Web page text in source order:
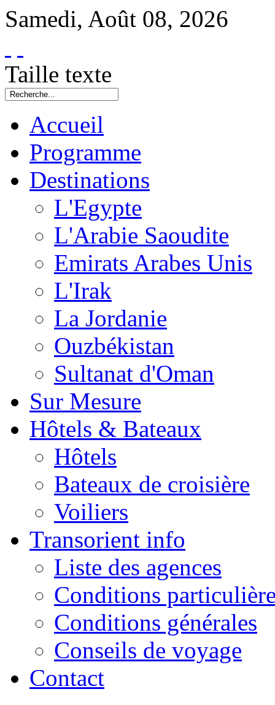
Samedi, Août 08, 2026
Taille texte
Accueil
Programme
Destinations
L'Egypte
L'Arabie Saoudite
Emirats Arabes Unis
L'Irak
La Jordanie
Ouzbékistan
Sultanat d'Oman
Sur Mesure
Hôtels & Bateaux
Hôtels
Bateaux de croisière
Voiliers
Transorient info
Liste des agences
Conditions
Conditions générales
Conseils de voyage
Contact